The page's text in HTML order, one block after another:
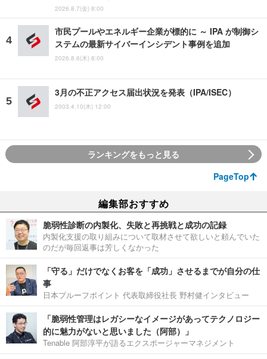
2026.8.7(金) 8:00
市民プールやエネルギー企業が標的に ～ IPA が制御シ
ステムの最新サイバーインシデント事例を追加
2026.8.6(木) 8:00
3月の不正アクセス届出状況を発表（IPA/ISEC）
2003.4.10(木) 12:00
ランキングをもっと見る
PageTop
編集部おすすめ
脆弱性診断の内製化、失敗と再挑戦と成功の記録
内製化支援の取り組みについて取材させて欲しいと頼んでいた
のだが毎回返事は芳しくなかった
「守る」だけでなくお客を「成功」させるまでが自分の仕
事
日本プルーフポイント 代表取締役社長 野村健インタビュー
「脆弱性管理はレガシーなイメージがあってテクノロジー
的に魅力がないと思いました（阿部）」
Tenable 阿部淳平が語るエクスポージャーマネジメント